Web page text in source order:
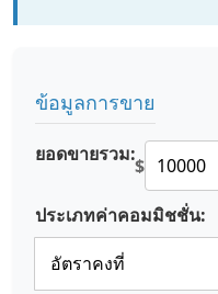
ข้อมูลการขาย
ยอดขายรวม:$
ประเภทค่าคอมมิชชั่น: